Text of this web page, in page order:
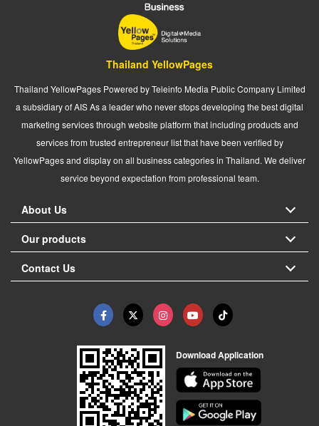
Thailand YellowPages
Thailand YellowPages Powered by Teleinfo Media Public Company Limited
a subsidiary of AIS As a leader who never stops developing the best digital
marketing services through website platform that including products and
services from trusted entrepreneur list that have been verified by
YellowPages and display on all business categories in Thailand. We deliver
service beyond expectation from professional team.
About Us
Our products
Contact Us
Download Application